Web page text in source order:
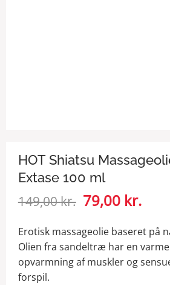
HOT Shiatsu
Extase 100 ml
149,00kr. Den
oprindelige
pris
var:
149,00 kr..
79,00 kr.
pris
er:
Erotisk massageolie baseret på
Olien fra sandeltræ har en
opvarmning af muskler og
forspil.